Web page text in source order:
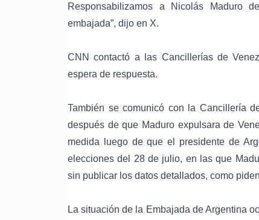
Responsabilizamos a Nicolás Maduro
embajada”, dijo en X.
CNN contactó a las Cancillerías de
espera de respuesta.
También se comunicó con la Cancillería
después de que Maduro expulsara de
medida luego de que el presidente de
elecciones del 28 de julio, en las que
sin publicar los datos detallados, como
La situación de la Embajada de Argentina